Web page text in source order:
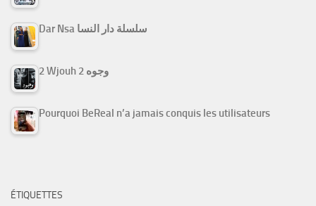
Dar Nsa سلسلة دار النسا
2 Wjouh 2 وجوه
Pourquoi BeReal n’a jamais conquis les utilisateurs
ÉTIQUETTES